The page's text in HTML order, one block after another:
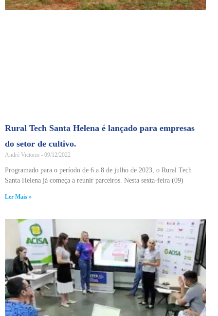
Rural Tech Santa Helena é lançado para empresas
do setor de cultivo.
André Victorio 09/12/2022
Programado para o período de 6 a 8 de julho de 2023, o Rural Tech
Santa Helena já começa a reunir parceiros. Nesta sexta-feira (09)
Ler Mais »